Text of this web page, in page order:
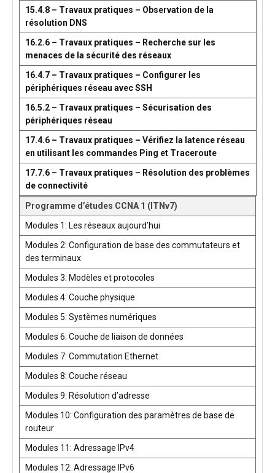
15.4.8 – Travaux pratiques – Observation de la
résolution DNS
16.2.6 – Travaux pratiques – Recherche sur les
menaces de la sécurité des réseaux
16.4.7 – Travaux pratiques – Configurer les
périphériques réseau avec SSH
16.5.2 – Travaux pratiques – Sécurisation des
périphériques réseau
17.4.6 – Travaux pratiques – Vérifiez la latence réseau
en utilisant les commandes Ping et Traceroute
17.7.6 – Travaux pratiques – Résolution des problèmes
de connectivité
Programme d’études CCNA 1 (ITNv7)
Modules 1: Les réseaux aujourd’hui
Modules 2: Configuration de base des commutateurs et
des terminaux
Modules 3: Modèles et protocoles
Modules 4: Couche physique
Modules 5: Systèmes numériques
Modules 6: Couche de liaison de données
Modules 7: Commutation Ethernet
Modules 8: Couche réseau
Modules 9: Résolution d’adresse
Modules 10: Configuration des paramètres de base de
routeur
Modules 11: Adressage IPv4
Modules 12: Adressage IPv6